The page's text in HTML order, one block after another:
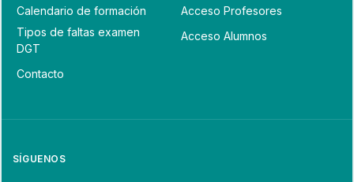
Calendario de formación
Tipos de faltas examen
DGT
Contacto
Acceso Profesores
Acceso Alumnos
SÍGUENOS